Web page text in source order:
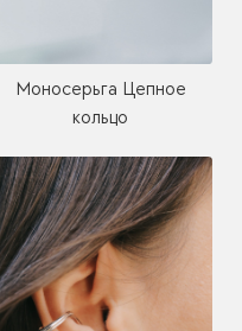
Моносерьга Цепное
кольцо